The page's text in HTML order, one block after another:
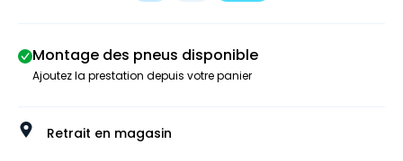
Montage des pneus disponible
Ajoutez la prestation depuis votre panier
Retrait en magasin